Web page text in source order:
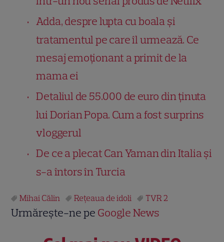
Adda, despre lupta cu boala și
tratamentul pe care îl urmează. Ce
mesaj emoționant a primit de la
mama ei
Detaliul de 55.000 de euro din ținuta
lui Dorian Popa. Cum a fost surprins
vloggerul
De ce a plecat Can Yaman din Italia și
s-a întors în Turcia
Mihai Călin Reţeaua de idoli TVR 2
Urmărește-ne pe Google News